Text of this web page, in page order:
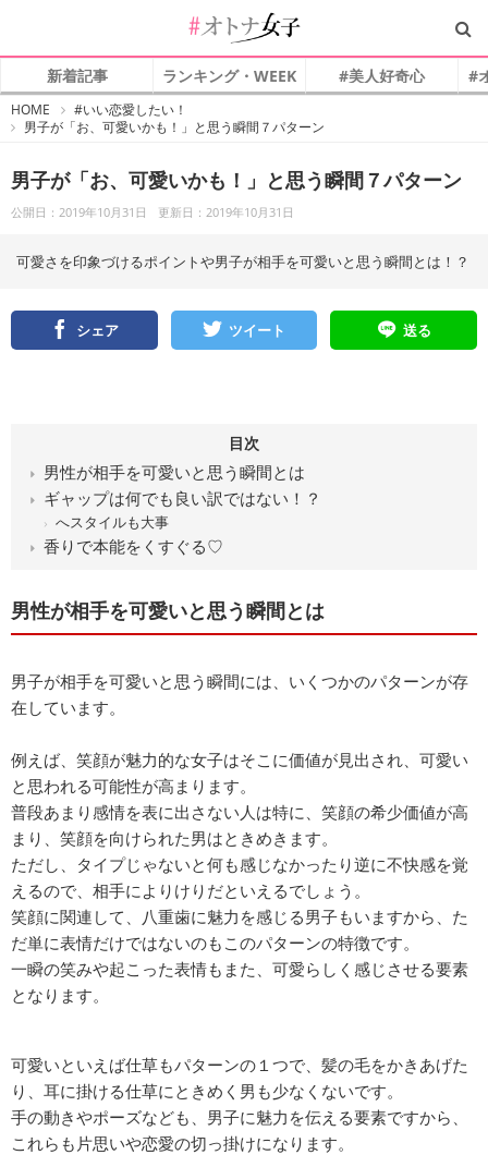
新着記事 ランキング・WEEK #美人好奇心 #
HOME
オ
ト
子
#いい恋愛したい！
男子が「お、可愛いかも！」と思う瞬間７パターン
男子が「お、可愛いかも！」と思う瞬間７パターン
公開日：2019年10月31日 更新日：2019年10月31日
可愛さを印象づけるポイントや男子が相手を可愛いと思う瞬間とは！？
シェア ツイート 送る
目次
男性が相手を可愛いと思う瞬間とは
ギャップは何でも良い訳ではない！？
へスタイルも大事
香りで本能をくすぐる♡
男性が相手を可愛いと思う瞬間とは
男子が相手を可愛いと思う瞬間には、いくつかのパターンが存
在しています。
例えば、笑顔が魅力的な女子はそこに価値が見出され、可愛い
と思われる可能性が高まります。
普段あまり感情を表に出さない人は特に、笑顔の希少価値が高
まり、笑顔を向けられた男はときめきます。
ただし、タイプじゃないと何も感じなかったり逆に不快感を覚
えるので、相手によりけりだといえるでしょう。
笑顔に関連して、八重歯に魅力を感じる男子もいますから、た
だ単に表情だけではないのもこのパターンの特徴です。
一瞬の笑みや起こった表情もまた、可愛らしく感じさせる要素
となります。
可愛いといえば仕草もパターンの１つで、髪の毛をかきあげた
り、耳に掛ける仕草にときめく男も少なくないです。
手の動きやポーズなども、男子に魅力を伝える要素ですから、
これらも片思いや恋愛の切っ掛けになります。